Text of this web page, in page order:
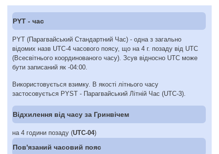
PYT - час
PYT (Парагвайський Стандартний Час) - одна з загально
відомих назв UTC-4 часового поясу, що на 4 г. позаду від UTC
(Всесвітнього координованого часу). Зсув відносно UTC може
бути записаний як -04:00.
Використовується взимку. В якості літнього часу
застосовується PYST - Парагвайський Літній Час (UTC-3).
Відхилення від часу за Гринвічем
на 4 години позаду (UTC-04)
Пов'язаний часовий пояс